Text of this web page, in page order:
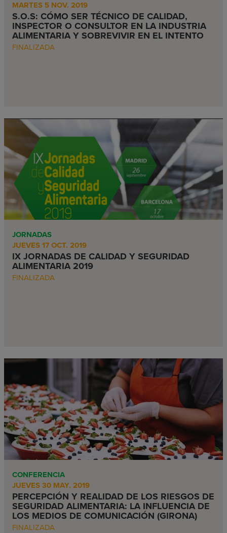
MARTES 5 NOV. 2019
S.O.S: CÓMO SER TÉCNICO DE CALIDAD,
INSPECTOR O CONSULTOR EN LA INDUSTRIA
ALIMENTARIA Y SOBREVIVIR EN EL INTENTO
FINALIZADA
JORNADAS
JUEVES 17 OCT. 2019
IX JORNADAS DE CALIDAD Y SEGURIDAD
ALIMENTARIA 2019
FINALIZADA
CONFERENCIA
JUEVES 30 MAY. 2019
PERCEPCIÓN Y REALIDAD DE LOS RIESGOS DE
SEGURIDAD ALIMENTARIA: LA INFLUENCIA DE
LOS MEDIOS DE COMUNICACIÓN (GIRONA)
FINALIZADA